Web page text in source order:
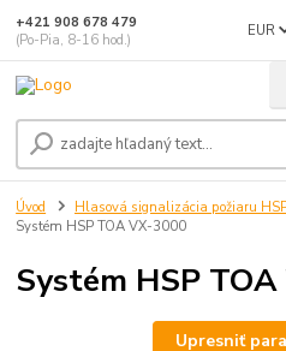
EUR
+421 908 678 479
(Po-Pia, 8-16 hod.)
Úvod Hlasová signalizácia požiaru
Systém HSP TOA VX-3000
Systém HSP
Upresniť